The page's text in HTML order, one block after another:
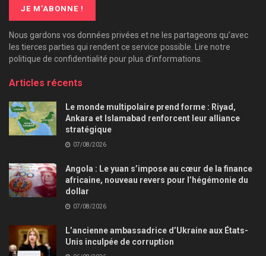
Nous gardons vos données privées et ne les partageons qu’avec
les tierces parties qui rendent ce service possible. Lire notre
politique de confidentialité pour plus d’informations.
Articles récents
Le monde multipolaire prend forme : Riyad,
Ankara et Islamabad renforcent leur alliance
stratégique
07/08/2026
Angola : Le yuan s’impose au cœur de la finance
africaine, nouveau revers pour l’hégémonie du
dollar
07/08/2026
L’ancienne ambassadrice d’Ukraine aux États-
Unis inculpée de corruption